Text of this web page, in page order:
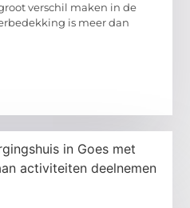
verschil maken in de
is meer dan